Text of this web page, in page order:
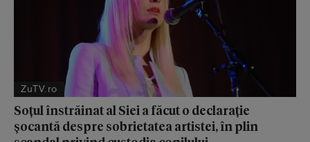
ZuTV.ro
Soțul înstrăinat al Siei a făcut o declarație
șocantă despre sobrietatea artistei, în plin